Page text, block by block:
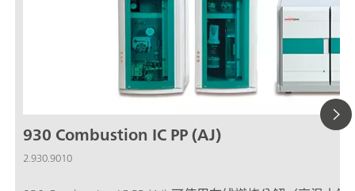
930 Combustion IC PP (AJ)
2.930.9010